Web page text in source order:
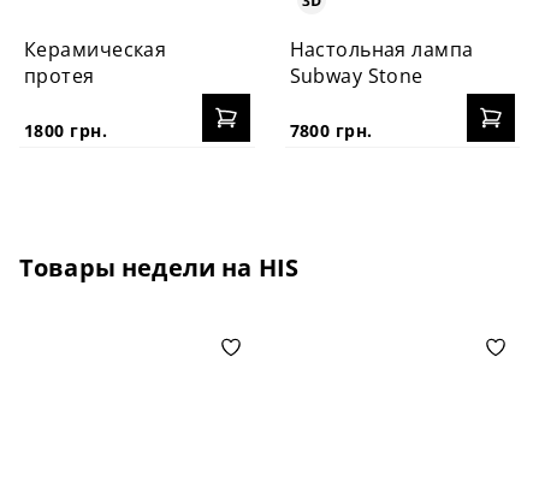
Керамическая
протея
1800 грн.
Настольная лампа
Subway Stone
7800 грн.
Товары недели на HIS